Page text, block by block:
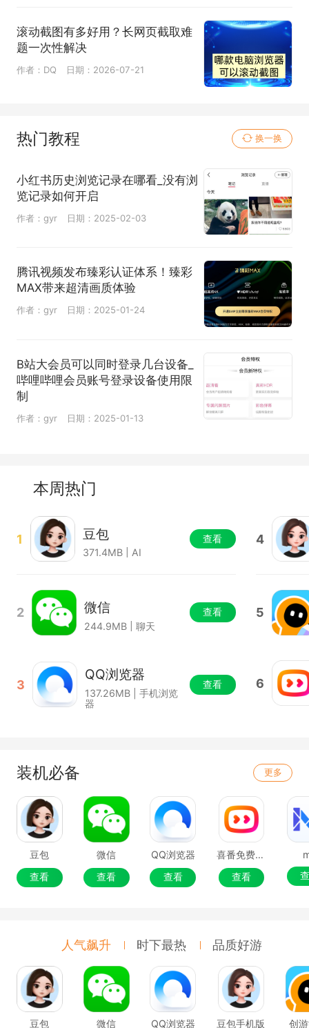
滚动截图有多好用？长网页截取难
题一次性解决
作者：DQ 日期：2026-07-21
热门教程 换一换
小红书历史浏览记录在哪看_没有浏
览记录如何开启
作者：gyr 日期：2025-02-03
腾讯视频发布臻彩认证体系！臻彩
MAX带来超清画质体验
作者：gyr 日期：2025-01-24
B站大会员可以同时登录几台设备_
哔哩哔哩会员账号登录设备使用限
制
作者：gyr 日期：2025-01-13
本周热门
1 豆包
371.4MB | AI
查看
2 微信
244.9MB | 聊天
查看
3
QQ浏览器
137.26MB | 手机浏览
器
查看
4
5
6
装机必备 更多
豆包
查看
微信
查看
QQ浏览器
查看
喜番免费短剧
查看
人气飙升 时下最热 品质好游
豆包 微信 QQ浏览器 豆包手机版 创